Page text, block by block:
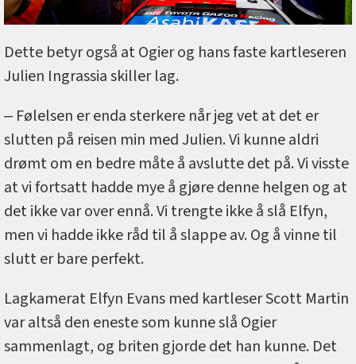
Dette betyr også at Ogier og hans faste kartleseren
Julien Ingrassia skiller lag.
‒ Følelsen er enda sterkere når jeg vet at det er
slutten på reisen min med Julien. Vi kunne aldri
drømt om en bedre måte å avslutte det på. Vi visste
at vi fortsatt hadde mye å gjøre denne helgen og at
det ikke var over ennå. Vi trengte ikke å slå Elfyn,
men vi hadde ikke råd til å slappe av. Og å vinne til
slutt er bare perfekt.
Lagkamerat Elfyn Evans med kartleser Scott Martin
var altså den eneste som kunne slå Ogier
sammenlagt, og briten gjorde det han kunne. Det